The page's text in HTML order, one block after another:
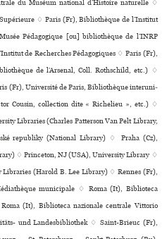
du Muséum natio­nal d’Histoire natu­relle ♢
♢ Paris (Fr), Bibliothèque de l’Institut
Pédagogique [ou] biblio­thè­que de l’INRP
de Recherches Pédagogiques ♢ Paris (Fr),
de l’Arsenal, Coll. Rothschild, etc.) ♢
(Fr), Université de Paris, Bibliothèque inte­ru­ni­
Cousin, collection dite « Richelieu », etc.) ♢
Libraries (Charles Patterson Van Pelt Library,
repu­bliky (National Library) ♢ Praha (Cz),
♢ Princeton, NJ (USA), University Library ♢
Libraries (Harold B. Lee Library) ♢ Rennes (Fr),
muni­ci­pale ♢ Roma (It), Biblioteca
(It), Biblioteca nazio­nale cen­trale Vittorio
und Landesbibliothek ♢ Saint-Brieuc (Fr),